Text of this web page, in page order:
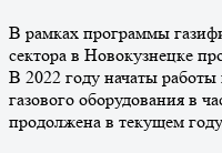
В рамках программы
сектора в Новокузнецке
В 2022 году начаты
газового оборудования в
продолжена в текущем году.